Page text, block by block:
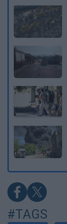
#TAGS